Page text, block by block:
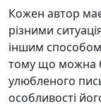
Кожен автор
різними
іншим способом
тому що можна
улюбленого
особливості